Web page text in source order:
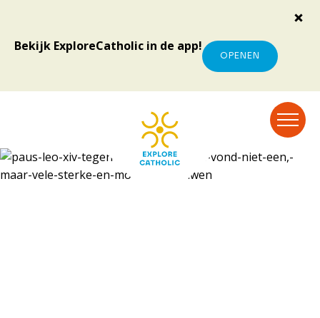
Bekijk ExploreCatholic in de app!
OPENEN